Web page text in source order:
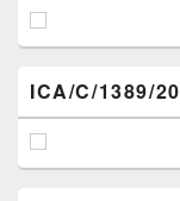
ICA/C/1389/